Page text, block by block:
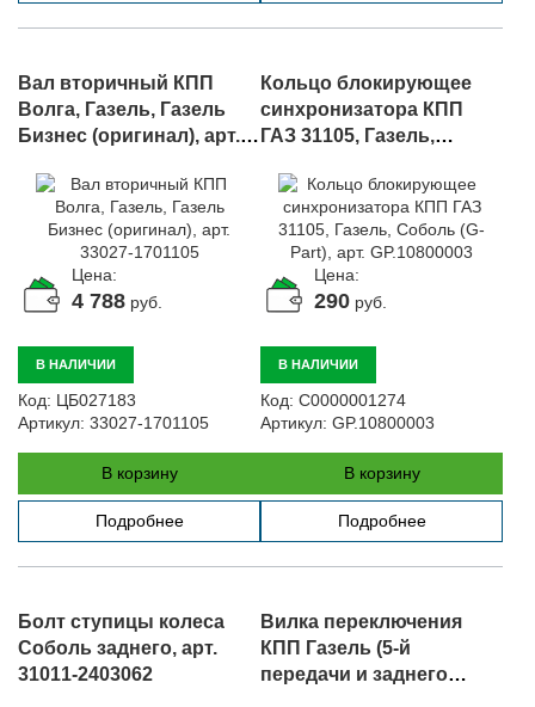
Вал вторичный КПП
Волга, Газель, Газель
Бизнес (оригинал), арт.
Цена:
4 788 руб.
В НАЛИЧИИ
Код: ЦБ027183
Артикул: 33027-1701105
В корзину
Подробнее
Кольцо блокирующее
синхронизатора КПП
ГАЗ 31105, Газель,
GP.10800003
Цена:
290 руб.
В НАЛИЧИИ
Код: С0000001274
Артикул: GP.10800003
В корзину
Подробнее
Болт ступицы колеса
Соболь заднего, арт.
31011-2403062
Вилка переключения
КПП Газель (5-й
передачи и заднего